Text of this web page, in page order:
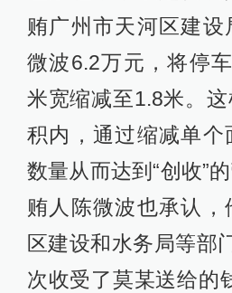
贿广州市天河区建设
微波6.2万元，将停
米宽缩减至1.8米。
积内，通过缩减单个
数量从而达到“创收”
贿人陈微波也承认
区建设和水务局等部
次收受了莫某送给的